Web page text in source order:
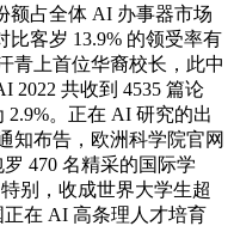
额占全体 AI 办事器市场
比客岁 13.9% 的领受率有
青上首位华裔校长，此中
2022 共收到 4535 篇论
。正在 AI 研究的出
知布告，欧洲科学院官网
470 名精采的国际学
别，收成世界大学生超
在 AI 高条理人才培育